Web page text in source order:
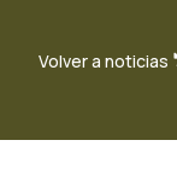
Volver a noticias